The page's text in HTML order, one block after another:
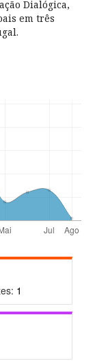
Dialógica,
em três
1